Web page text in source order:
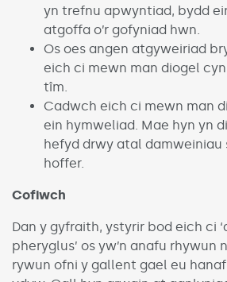
yn trefnu apwyntiad, bydd
atgoffa o’r gofyniad hwn.
Os oes angen atgyweiriad
eich ci mewn man diogel cyn
tîm.
Cadwch eich ci mewn man
ein hymweliad. Mae hyn yn
hefyd drwy atal damweiniau
hoffer.
Cofiwch
Dan y gyfraith, ystyrir bod eich ci
pheryglus’ os yw’n anafu rhywun
rywun ofni y gallent gael eu